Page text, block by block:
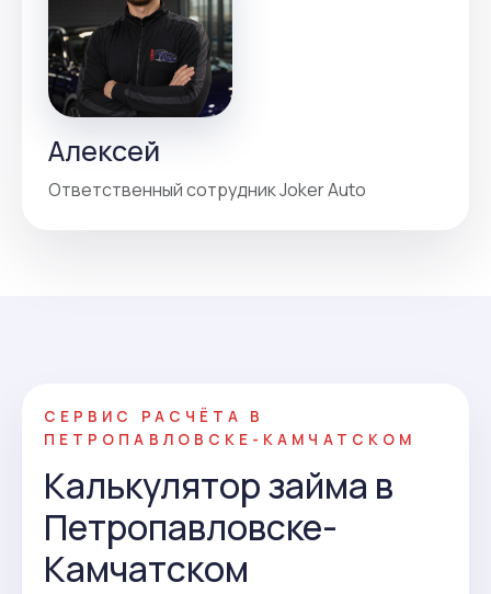
Алексей
Ответственный сотрудник Joker Auto
СЕРВИС РАСЧЁТА В
ПЕТРОПАВЛОВСКЕ-КАМЧАТСКОМ
Калькулятор займа в
Петропавловске-
Камчатском